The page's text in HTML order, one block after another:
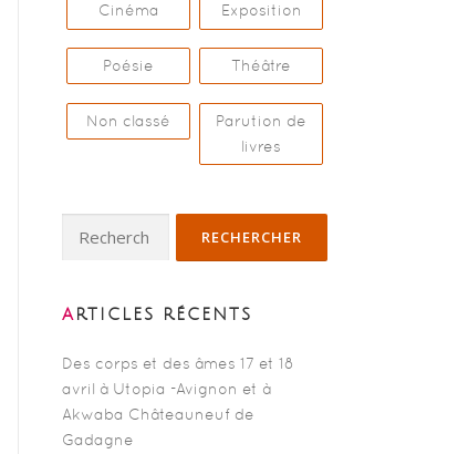
Cinéma Exposition
Poésie Théâtre
Non classé
Parution de
livres
ARTICLES RÉCENTS
Des corps et des âmes 17 et 18
avril à Utopia -Avignon et à
Akwaba Châteauneuf de
Gadagne